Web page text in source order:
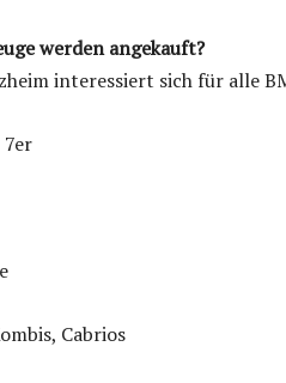
werden angekauft?
interessiert sich für alle
7er
Cabrios